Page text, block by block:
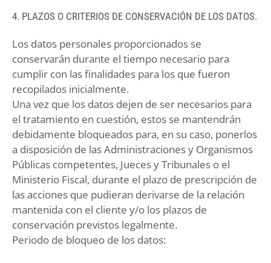
4. PLAZOS O CRITERIOS DE CONSERVACIÓN DE LOS DATOS.
Los datos personales proporcionados se
conservarán durante el tiempo necesario para
cumplir con las finalidades para los que fueron
recopilados inicialmente.
Una vez que los datos dejen de ser necesarios para
el tratamiento en cuestión, estos se mantendrán
debidamente bloqueados para, en su caso, ponerlos
a disposición de las Administraciones y Organismos
Públicas competentes, Jueces y Tribunales o el
Ministerio Fiscal, durante el plazo de prescripción de
las acciones que pudieran derivarse de la relación
mantenida con el cliente y/o los plazos de
conservación previstos legalmente.
Periodo de bloqueo de los datos: